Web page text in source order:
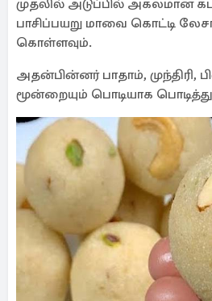
முதலில் அடுப்பில் அகலமான
பாசிப்பயறு மாவை கொட்டி
கொள்ளவும்.
அதன்பின்னர் பாதாம், முந்திரி,
மூன்றையும் பொடியாக